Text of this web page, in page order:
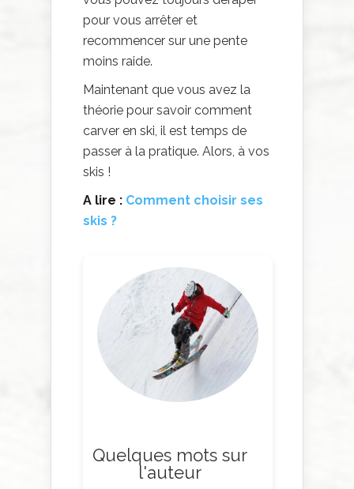
pour vous arrêter et
recommencer sur une pente
moins raide.
Maintenant que vous avez la
théorie pour savoir comment
carver en ski, il est temps de
passer à la pratique. Alors, à vos
skis !
A lire : Comment choisir ses
skis ?
Quelques mots sur
l'auteur